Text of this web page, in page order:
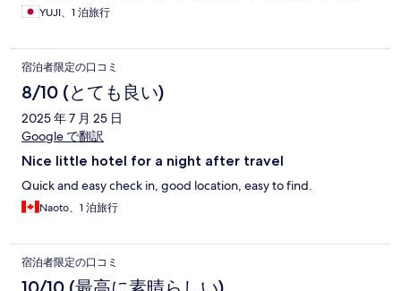
YUJI、1 泊旅行
宿泊者限定の口コミ
8/10 (とても良い)
2025 年 7 月 25 日
Google で翻訳
Nice little hotel for a night after travel
Quick and easy check in, good location, easy to find.
Naoto、1 泊旅行
宿泊者限定の口コミ